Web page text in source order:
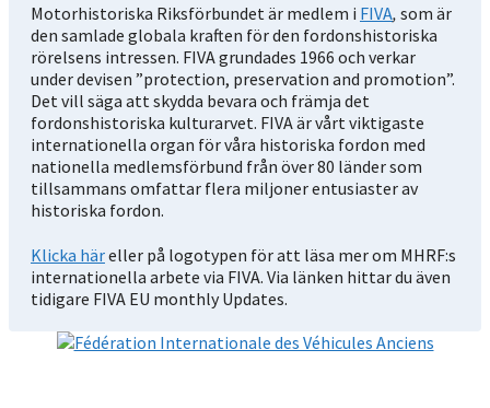
Motorhistoriska Riksförbundet är medlem i FIVA, som är
den samlade globala kraften för den fordonshistoriska
rörelsens intressen. FIVA grundades 1966 och verkar
under devisen ”protection, preservation and promotion”.
Det vill säga att skydda bevara och främja det
fordonshistoriska kulturarvet. FIVA är vårt viktigaste
internationella organ för våra historiska fordon med
nationella medlemsförbund från över 80 länder som
tillsammans omfattar flera miljoner entusiaster av
historiska fordon.
Klicka häreller på logotypen för att läsa mer om MHRF:s
internationella arbete via FIVA. Via länken hittar du även
tidigare FIVA EU monthly Updates.